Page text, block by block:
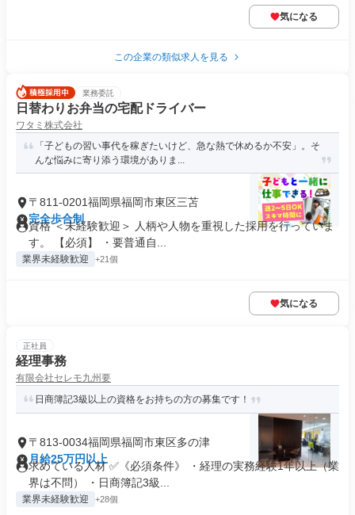
気になる
この企業の類似求人を見る
業務委託
日替わりお弁当の宅配ドライバー
ワタミ株式会社
「子どもの習い事代を稼ぎたいけど、急な熱で休めるか不安」。そ
んな悩みに寄り添う環境がありま...
〒811-0201福岡県福岡市東区三苫
完全歩合制
資格 ＜未経験歓迎＞ 人柄や人物を重視した採用を行っていま
す。 【必須】 ・要普通自...
業界未経験歓迎 +21個
気になる
正社員
経理事務
有限会社セレモ九州要
日商簿記3級以上の資格をお持ちの方の募集です！
〒813-0034福岡県福岡市東区多の津
月給25万円以上
求めている人材 ✅《必須条件》 ・経理の実務経験1年以上（業
界は不問） ・日商簿記3級...
業界未経験歓迎 +28個